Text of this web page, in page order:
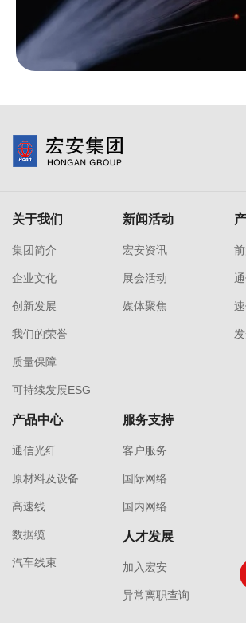
关于我们
集团简介
企业文化
创新发展
我们的荣誉
质量保障
可持续发展ESG
新闻活动
宏安资讯
展会活动
媒体聚焦
产品中心
通信光纤
原材料及设备
高速线
数据缆
汽车线束
服务支持
客户服务
国际网络
国内网络
人才发展
加入宏安
异常离职查询